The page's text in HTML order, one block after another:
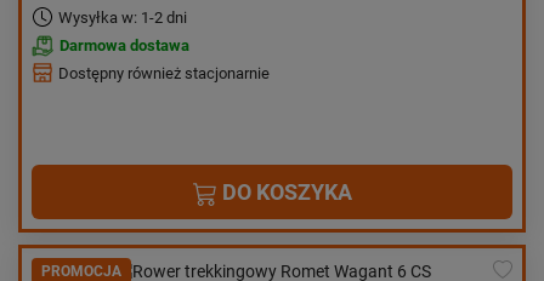
Wysyłka w: 1-2 dni
Darmowa dostawa
Dostępny również stacjonarnie
DO KOSZYKA
PROMOCJA